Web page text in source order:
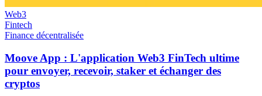
Web3
Fintech
Finance décentralisée
Moove App : L'application Web3 FinTech ultime
pour envoyer, recevoir, staker et échanger des
cryptos